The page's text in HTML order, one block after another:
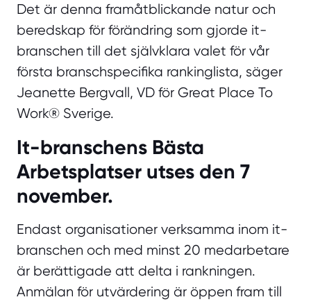
Det är denna framåtblickande natur och
beredskap för förändring som gjorde it-
branschen till det självklara valet för vår
första branschspecifika rankinglista, säger
Jeanette Bergvall, VD för Great Place To
Work® Sverige.
It-branschens Bästa
Arbetsplatser utses den 7
november.
Endast organisationer verksamma inom it-
branschen och med minst 20 medarbetare
är berättigade att delta i rankningen.
Anmälan för utvärdering är öppen fram till